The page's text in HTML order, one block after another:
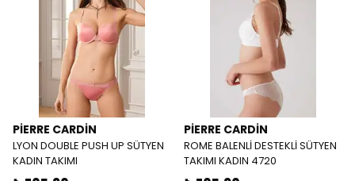
PİERRE CARDİN
LYON DOUBLE PUSH UP SÜTYEN
KADIN TAKIMI
PİERRE CARDİN
ROME BALENLİ DESTEKLİ SÜTYEN
TAKIMI KADIN 4720